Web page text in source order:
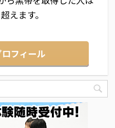
えます。
フィール